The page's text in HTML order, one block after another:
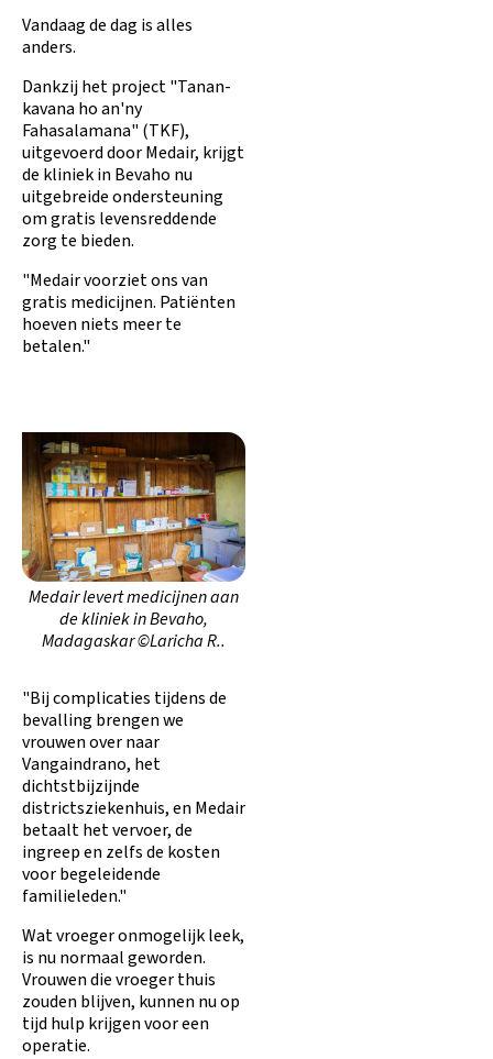
Vandaag de dag is alles
anders.
Dankzij het project "Tanan-
kavana ho an'ny
Fahasalamana" (TKF),
uitgevoerd door Medair, krijgt
de kliniek in Bevaho nu
uitgebreide ondersteuning
om gratis levensreddende
zorg te bieden.
"Medair voorziet ons van
gratis medicijnen. Patiënten
hoeven niets meer te
betalen."
Medair levert medicijnen aan
de kliniek in Bevaho,
Madagaskar ©Laricha R..
"Bij complicaties tijdens de
bevalling brengen we
vrouwen over naar
Vangaindrano, het
dichtstbijzijnde
districtsziekenhuis, en Medair
betaalt het vervoer, de
ingreep en zelfs de kosten
voor begeleidende
familieleden."
Wat vroeger onmogelijk leek,
is nu normaal geworden.
Vrouwen die vroeger thuis
zouden blijven, kunnen nu op
tijd hulp krijgen voor een
operatie.